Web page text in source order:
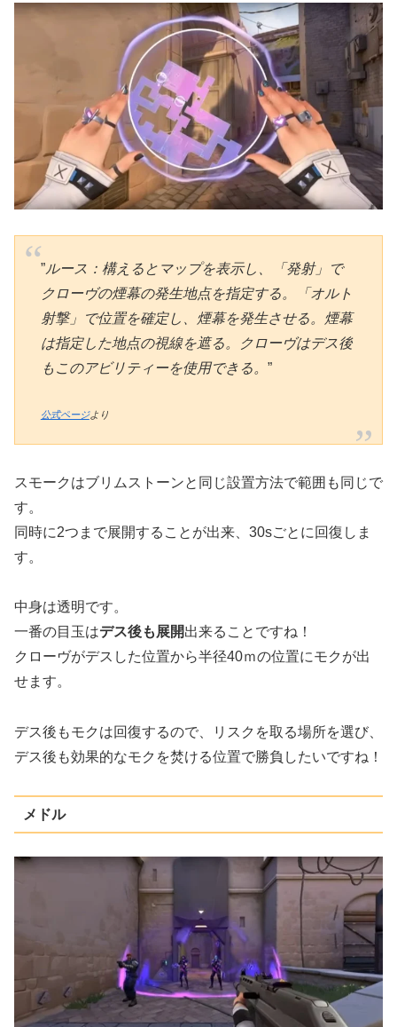
”ルース：構えるとマップを表示し、「発射」で
クローヴの煙幕の発生地点を指定する。「オルト
射撃」で位置を確定し、煙幕を発生させる。煙幕
は指定した地点の視線を遮る。クローヴはデス後
もこのアビリティーを使用できる。 ”
公式ページより
スモークはブリムストーンと同じ設置方法で範囲も同じで
す。
同時に2つまで展開することが出来、30sごとに回復しま
す。
中身は透明です。
一番の目玉はデス後も展開出来ることですね！
クローヴがデスした位置から半径40ｍの位置にモクが出
せます。
デス後もモクは回復するので、リスクを取る場所を選び、
デス後も効果的なモクを焚ける位置で勝負したいですね！
メドル